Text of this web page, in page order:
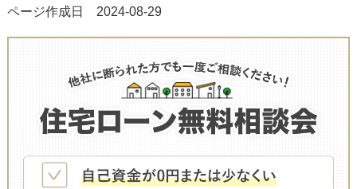
ページ作成日 2024-08-29